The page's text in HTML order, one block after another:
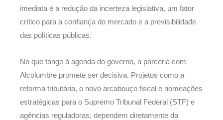
imediata é a redução da incerteza legislativa, um fator
crítico para a confiança do mercado e a previsibilidade
das políticas públicas.
No que tange à agenda do governo, a parceria com
Alcolumbre promete ser decisiva. Projetos como a
reforma tributária, o novo arcabouço fiscal e nomeações
estratégicas para o Supremo Tribunal Federal (STF) e
agências reguladoras, dependem diretamente da